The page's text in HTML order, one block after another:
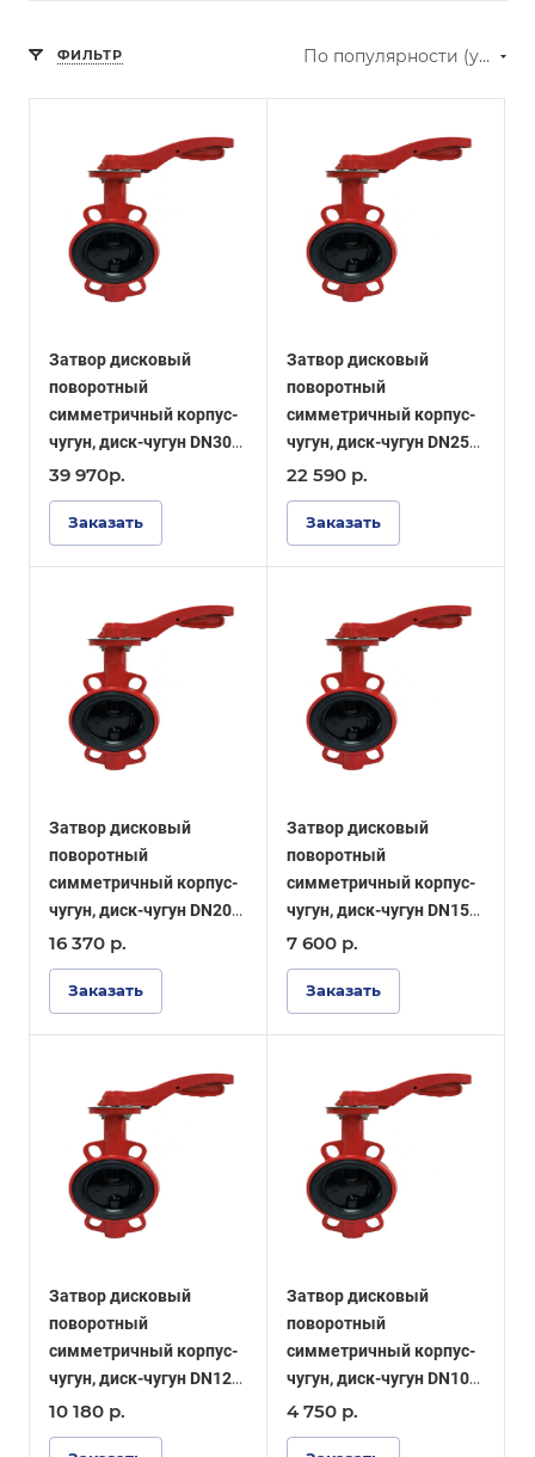
ФИЛЬТР По популярности (убывание)
Затвор дисковый
поворотный
симметричный корпус-
чугун, диск-чугун DN300
PN16, уплотнение EPDM
- ОПТИМА
39 970р.
Заказать
Затвор дисковый
поворотный
симметричный корпус-
чугун, диск-чугун DN250
PN16, уплотнение EPDM
- ОПТИМА
22 590 р.
Заказать
Затвор дисковый
поворотный
симметричный корпус-
чугун, диск-чугун DN200
PN16, уплотнение EPDM
- ОПТИМА
16 370 р.
Заказать
Затвор дисковый
поворотный
симметричный корпус-
чугун, диск-чугун DN150
PN16, уплотнение EPDM
- ОПТИМА
7 600 р.
Заказать
Затвор дисковый
поворотный
симметричный корпус-
чугун, диск-чугун DN125
PN16, уплотнение EPDM
- ОПТИМА
10 180 р.
Затвор дисковый
поворотный
симметричный корпус-
чугун, диск-чугун DN100
PN16, уплотнение EPDM
- ОПТИМА
4 750 р.